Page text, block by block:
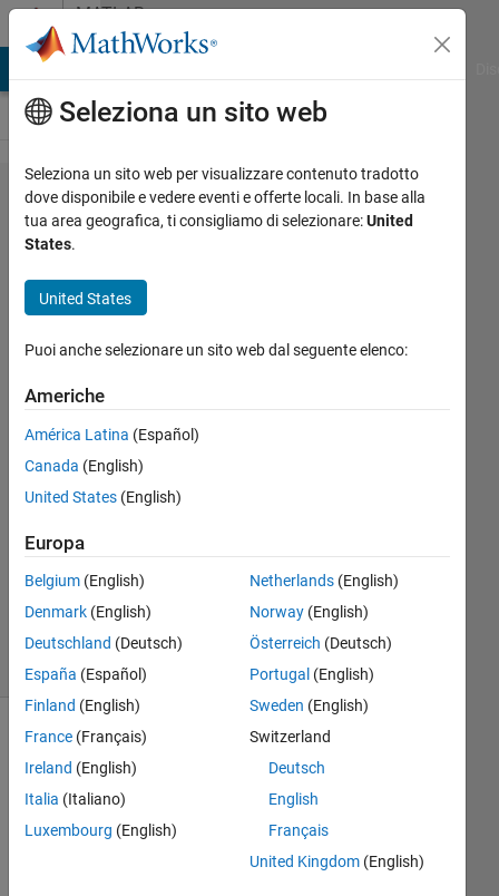
Vai al contenutoMATLAB
Answers
Find
max
rockstar49
2022
1
Risposta
Aggiornato
2022
10
Visualizzazioni
(30 giorni)
Mostra
commenti
meno
recenti
Seleziona un sito web
Seleziona un sito web per visualizzare contenuto tradotto
dove disponibile e vedere eventi e offerte locali. In base alla
tua area geografica, ti consigliamo di selezionare:United
States.
United States
Puoi anche selezionare un sito web dal seguente elenco:
Americhe
América Latina (Español)
Canada (English)
United States (English)
Europa
Belgium (English)
Denmark (English)
Deutschland (Deutsch)
España (Español)
Finland (English)
France (Français)
Ireland (English)
Italia (Italiano)
Luxembourg (English)
Netherlands(English)
Norway(English)
Österreich (Deutsch)
Portugal (English)
Sweden (English)
Switzerland
Deutsch
English
Français
United Kingdom(English)